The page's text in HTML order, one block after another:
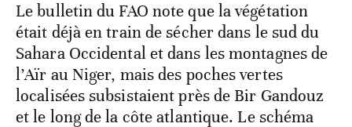
Le bulletin du FAO note que la végétation
était déjà en train de sécher dans le sud du
Sahara Occidental et dans les montagnes de
l’Aïr au Niger, mais des poches vertes
localisées subsistaient près de Bir Gandouz
et le long de la côte atlantique. Le schéma